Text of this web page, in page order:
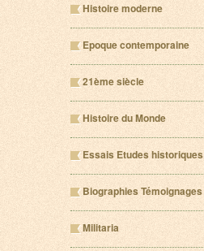
Histoire moderne
Epoque contemporaine
21ème siècle
Histoire du Monde
Essais Etudes historiques
Biographies Témoignages
Militaria